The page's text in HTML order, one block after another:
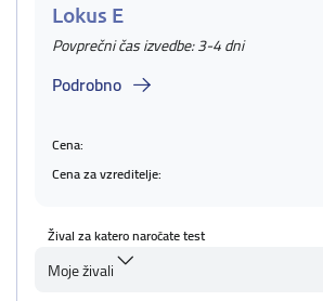
Lokus E
Povprečni čas izvedbe: 3-4 dni
Podrobno
Cena:
Cena za vzreditelje:
Žival za katero naročate test
Moje živali